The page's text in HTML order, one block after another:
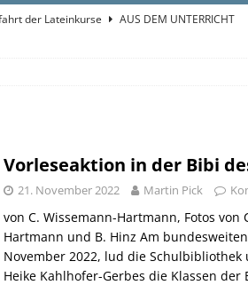
der Lateinkurse
AUS DEM UNTERRICHT
Sommerferien! ALLGEMEIN
Vorleseaktion in der Bibi
21. November 2022 Martin Pick
von C. Wissemann-Hartmann, Fotos von
Hartmann und B. Hinz Am
November 2022, lud die
Heike Kahlhofer-Gerbes die Klassen der